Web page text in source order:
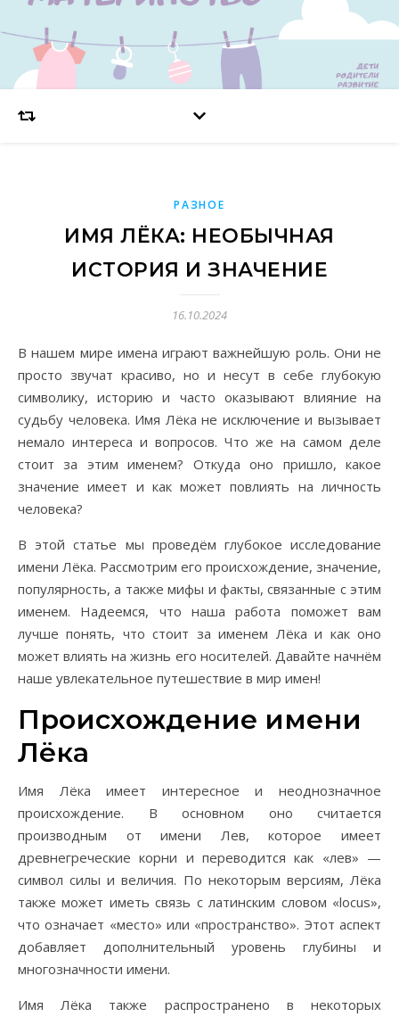
РАЗНОЕ
ИМЯ ЛЁКА: НЕОБЫЧНАЯ
ИСТОРИЯ И ЗНАЧЕНИЕ
16.10.2024
В нашем мире имена играют важнейшую роль. Они не
просто звучат красиво, но и несут в себе глубокую
символику, историю и часто оказывают влияние на
судьбу человека. Имя Лёка не исключение и вызывает
немало интереса и вопросов. Что же на самом деле
стоит за этим именем? Откуда оно пришло, какое
значение имеет и как может повлиять на личность
человека?
В этой статье мы проведём глубокое исследование
имени Лёка. Рассмотрим его происхождение, значение,
популярность, а также мифы и факты, связанные с этим
именем. Надеемся, что наша работа поможет вам
лучше понять, что стоит за именем Лёка и как оно
может влиять на жизнь его носителей. Давайте начнём
наше увлекательное путешествие в мир имен!
Происхождение имени
Лёка
Имя Лёка имеет интересное и неоднозначное
происхождение. В основном оно считается
производным от имени Лев, которое имеет
древнегреческие корни и переводится как «лев» —
символ силы и величия. По некоторым версиям, Лёка
также может иметь связь с латинским словом «locus»,
что означает «место» или «пространство». Этот аспект
добавляет дополнительный уровень глубины и
многозначности имени.
Имя Лёка также распространено в некоторых